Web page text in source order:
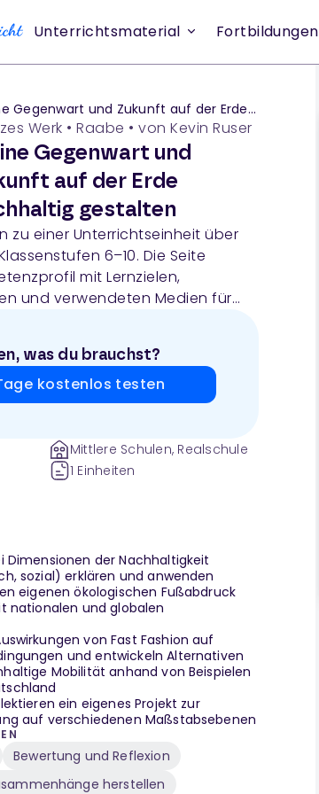
Unterrichtsmaterial Fortbildungen
und Zukunft auf der Erde nachhaltig gestalten
Werk • Raabe • von Kevin Ruser
Gegenwart und
auf der Erde
gestalten
zu einer Unterrichtseinheit über
6–10. Die Seite
mit Lernzielen,
und verwendeten Medien für
was du brauchst?
kostenlos testen
Mittlere Schulen, Realschule
1 Einheiten
Dimensionen der Nachhaltigkeit
sozial) erklären und anwenden
eigenen ökologischen Fußabdruck
nationalen und globalen
von Fast Fashion auf
und entwickeln Alternativen
Mobilität anhand von Beispielen
ein eigenes Projekt zur
auf verschiedenen Maßstabsebenen
Bewertung und Reflexion
herstellen